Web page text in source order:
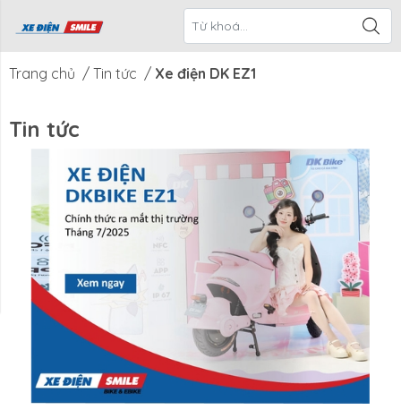
Xe Điện
Smile
CTKM Tháng Blog
Trang chủ / Tin tức / Xe điện DK EZ1
Tin tức